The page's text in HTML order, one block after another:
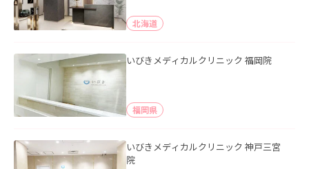
北海道
いびきメディカルクリニック 福岡院
福岡県
いびきメディカルクリニック 神戸三宮
院